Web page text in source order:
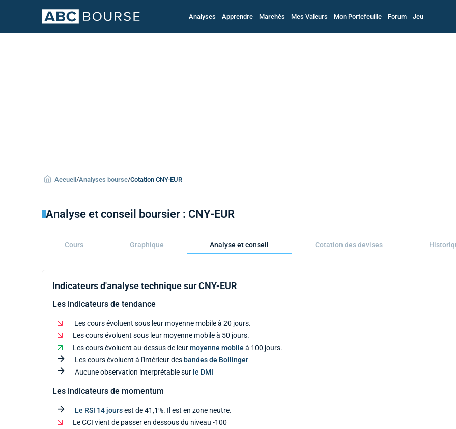
Analyses Apprendre Marchés Mes Valeurs Mon Portefeuille Forum Jeu
Accueil /Analyses bourse/Cotation CNY-EUR
Analyse et conseil boursier : CNY-EUR
Cours Graphique Analyse et conseil Cotation des devises
Indicateurs d'analyse technique sur CNY-EUR
Les indicateurs de tendance
Les cours évoluent sous leur moyenne mobile à 20 jours.
Les cours évoluent sous leur moyenne mobile à 50 jours.
Les cours évoluent au-dessus de leurmoyenne mobile à 100 jours.
Les cours évoluent à l'intérieur des bandes de Bollinger
Aucune observation interprétable sur le DMI
Les indicateurs de momentum
Le RSI 14 joursest de 41,1%. Il est en zone neutre.
Le CCI vient de passer en dessous du niveau -100